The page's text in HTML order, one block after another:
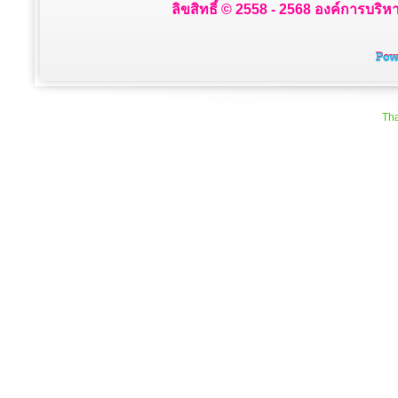
ลิขสิทธิ์ © 2558 - 2568 องค์การบริ